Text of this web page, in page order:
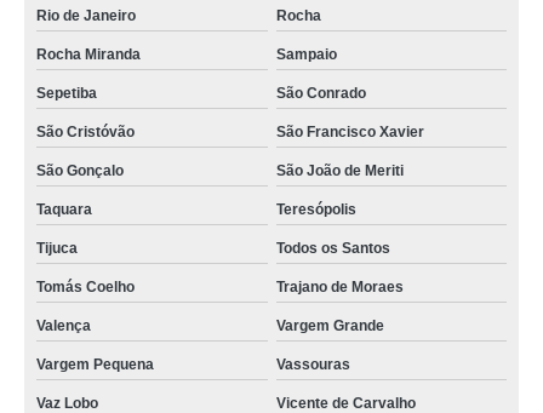
Rio de Janeiro Rocha
Rocha Miranda Sampaio
Sepetiba São Conrado
São Cristóvão São Francisco Xavier
São Gonçalo São João de Meriti
Taquara Teresópolis
Tijuca Todos os Santos
Tomás Coelho Trajano de Moraes
Valença Vargem Grande
Vargem Pequena Vassouras
Vaz Lobo Vicente de Carvalho